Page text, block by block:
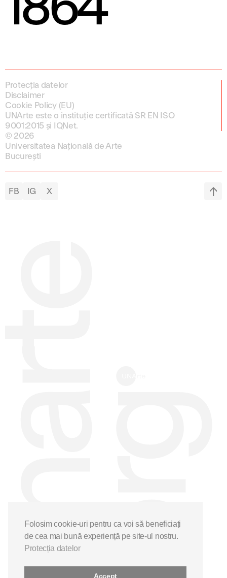
Protecția datelor
Disclaimer
Cookie Policy (EU)
UNArte este o instituție certificată SR EN ISO
9001:2015 și IQNet.
© 2026
Universitatea Națională de Arte
București
FB IG X
Folosim cookie-uri pentru ca voi să beneficiați
de cea mai bună experiență pe site-ul nostru.
Protecția datelor
Accept